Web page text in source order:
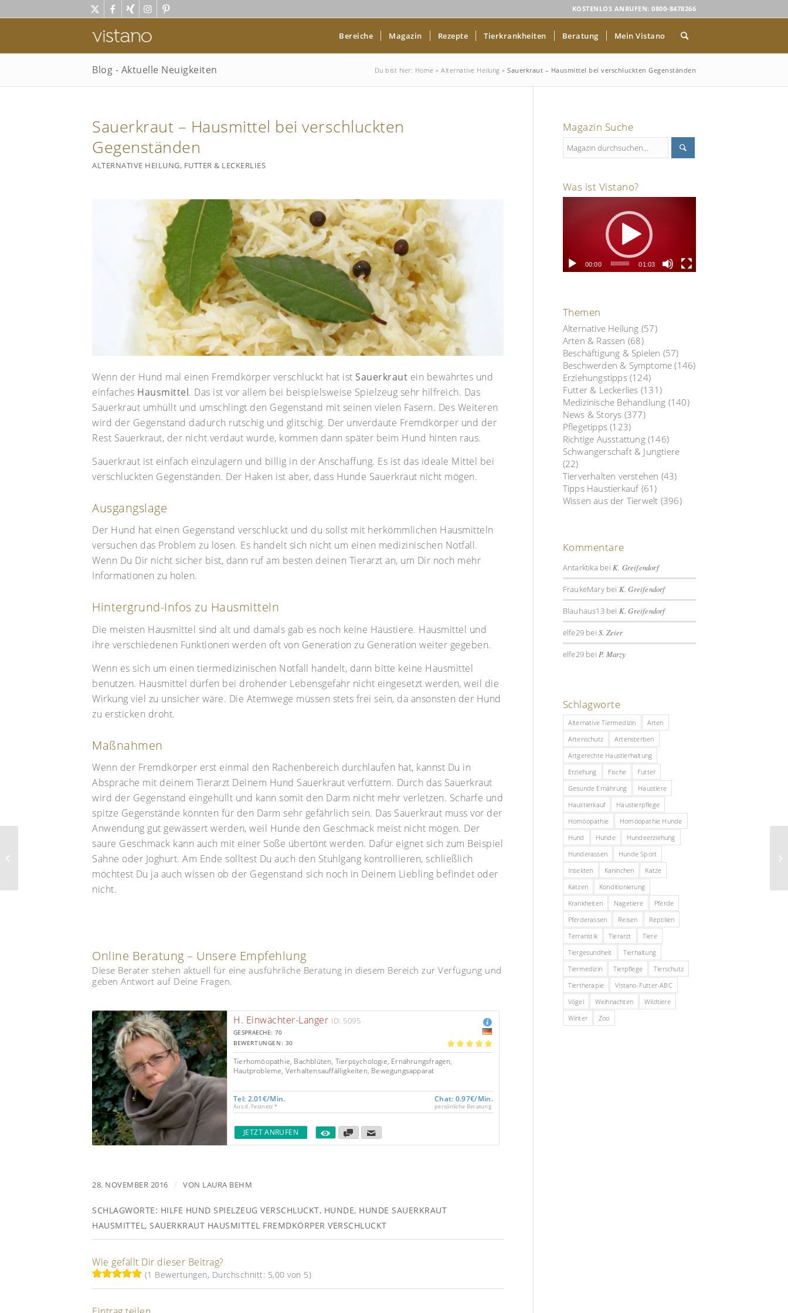
KOSTENLOS ANRUFEN: 0800-8478266
Bereiche Magazin Rezepte Tierkrankheiten Beratung Mein Vistano
Blog - Aktuelle Neuigkeiten Du bist hier: Home » Alternative Heilung » Sauerkraut – Hausmittel bei verschluckten Gegenständen
Sauerkraut – Hausmittel bei verschluckten
Gegenständen
ALTERNATIVE HEILUNG, FUTTER & LECKERLIES
Wenn der Hund mal einen Fremdkörper verschluckt hat ist Sauerkraut ein bewährtes und
einfaches Hausmittel. Das ist vor allem bei beispielsweise Spielzeug sehr hilfreich. Das
Sauerkraut umhüllt und umschlingt den Gegenstand mit seinen vielen Fasern. Des Weiteren
wird der Gegenstand dadurch rutschig und glitschig. Der unverdaute Fremdkörper und der
Rest Sauerkraut, der nicht verdaut wurde, kommen dann später beim Hund hinten raus.
Sauerkraut ist einfach einzulagern und billig in der Anschaffung. Es ist das ideale Mittel bei
verschluckten Gegenständen. Der Haken ist aber, dass Hunde Sauerkraut nicht mögen.
Ausgangslage
Der Hund hat einen Gegenstand verschluckt und du sollst mit herkömmlichen Hausmitteln
versuchen das Problem zu lösen. Es handelt sich nicht um einen medizinischen Notfall.
Wenn Du Dir nicht sicher bist, dann ruf am besten deinen Tierarzt an, um Dir noch mehr
Informationen zu holen.
Hintergrund-Infos zu Hausmitteln
Die meisten Hausmittel sind alt und damals gab es noch keine Haustiere. Hausmittel und
ihre verschiedenen Funktionen werden oft von Generation zu Generation weiter gegeben.
Wenn es sich um einen tiermedizinischen Notfall handelt, dann bitte keine Hausmittel
benutzen. Hausmittel dürfen bei drohender Lebensgefahr nicht eingesetzt werden, weil die
Wirkung viel zu unsicher wäre. Die Atemwege müssen stets frei sein, da ansonsten der Hund
zu ersticken droht.
Maßnahmen
Wenn der Fremdkörper erst einmal den Rachenbereich durchlaufen hat, kannst Du in
Absprache mit deinem Tierarzt Deinem Hund Sauerkraut verfüttern. Durch das Sauerkraut
wird der Gegenstand eingehüllt und kann somit den Darm nicht mehr verletzen. Scharfe und
spitze Gegenstände könnten für den Darm sehr gefährlich sein. Das Sauerkraut muss vor der
Anwendung gut gewässert werden, weil Hunde den Geschmack meist nicht mögen. Der
saure Geschmack kann auch mit einer Soße übertönt werden. Dafür eignet sich zum Beispiel
Sahne oder Joghurt. Am Ende solltest Du auch den Stuhlgang kontrollieren, schließlich
möchtest Du ja auch wissen ob der Gegenstand sich noch in Deinem Liebling befindet oder
nicht.
Online Beratung – Unsere Empfehlung
Diese Berater stehen aktuell für eine ausführliche Beratung in diesem Bereich zur Verfügung und
geben Antwort auf Deine Fragen.
H. Einwächter-Langer ID: 5095
GESPRAECHE: 70
5.00
BEWERTUNGEN: 30
Tierhomöopathie, Bachblüten, Tierpsychologie, Ernährungsfragen,
Hautprobleme, Verhaltensauffälligkeiten, Bewegungsapparat
Tel: 2.01€/Min.
Aus d. Festnetz *
Chat: 0.97€/Min.
persönliche Beratung
JETZT ANRUFEN
28. NOVEMBER 2016 / VON LAURA BEHM
SCHLAGWORTE: HILFE HUND SPIELZEUG VERSCHLUCKT, HUNDE, HUNDE SAUERKRAUT
HAUSMITTEL, SAUERKRAUT HAUSMITTEL FREMDKÖRPER VERSCHLUCKT
Wie gefällt Dir dieser Beitrag?
(1 Bewertungen, Durchschnitt: 5,00 von 5)
Magazin Suche
Was ist Vistano?
00:00 01:03
Themen
Alternative Heilung (57)
Arten & Rassen (68)
Beschäftigung & Spielen (57)
Beschwerden & Symptome (146)
Erziehungstipps(124)
Futter & Leckerlies (131)
Medizinische Behandlung (140)
News & Storys (377)
Pflegetipps (123)
Richtige Ausstattung(146)
Schwangerschaft & Jungtiere
(22)
Tierverhalten verstehen (43)
Tipps Haustierkauf (61)
Wissen aus der Tierwelt (396)
Kommentare
Antarktika bei K. Greifendorf
FraukeMarybei K. Greifendorf
Blauhaus13bei K. Greifendorf
elfe29 beiS. Zeier
elfe29 beiP. Marzy
Schlagworte
Alternative Tiermedizin
Arten
Artenschutz
Artensterben
Artgerechte Haustierhaltung
Erziehung
Fische
Futter
Gesunde Ernährung
Haustiere
Haustierkauf
Haustierpflege
Homöopathie
Homöopathie Hunde
Hund
Hunde
Hundeerziehung
Hunderassen
Hunde Sport
Insekten
Kaninchen
Katze
Katzen
Konditionierung
Krankheiten
Nagetiere
Pferde
Pferderassen
Reisen
Reptilien
Terraristik
Tierarzt
Tiere
Tiergesundheit
Tierhaltung
Tiermedizin
Tierpflege
Tierschutz
Tiertherapie
Vistano-Futter-ABC
Vögel
Weihnachten
Wildtiere
Winter
Zoo
schwanger, was nun?